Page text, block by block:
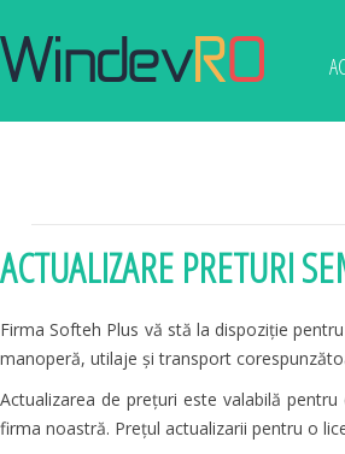
ACTUALIZARE PRETURI
Firma Softeh Plus vă stă la dispoziție
manoperă, utilaje și transport
Actualizarea de prețuri este valabilă
firma noastră. Prețul actualizarii pentru o